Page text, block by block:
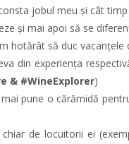
jobul meu și cât timp
și mai apoi să se
hotărât să duc vacanțele
din experiența
& #WineExplorer)
pune o cărămidă
de locuitorii ei